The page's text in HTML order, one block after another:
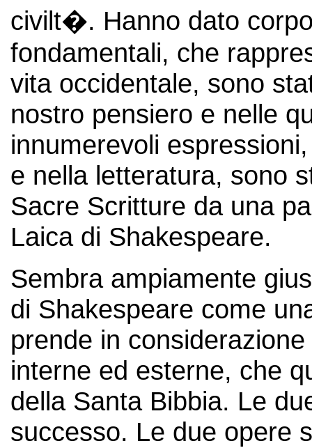
civilt�. Hanno dato
fondamentali, che
vita occidentale, sono
nostro pensiero e nelle
innumerevoli
e nella letteratura, sono
Sacre Scritture da una
Laica di Shakespeare.
Sembra ampiamente
di Shakespeare come
prende in
interne ed esterne, che
della Santa Bibbia. Le
successo. Le due opere